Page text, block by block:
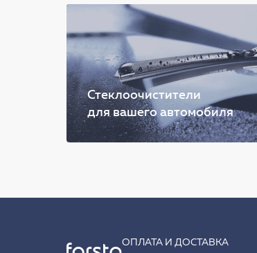
Стеклоочистители
для вашего автомобиля
ОПЛАТА И ДОСТАВКА